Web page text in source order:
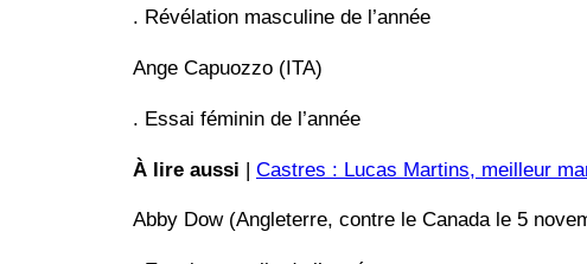
. Révélation masculine de l’année
Ange Capuozzo (ITA)
. Essai féminin de l’année
À lire aussi | Castres : Lucas Martins, meilleur
Abby Dow (Angleterre, contre le Canada le 5